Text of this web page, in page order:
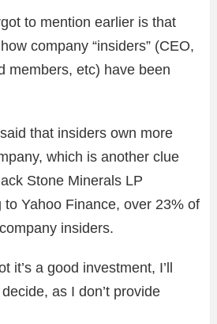
to mention earlier is that
company “insiders” (CEO,
members, etc) have been
that insiders own more
which is another clue
Stone Minerals LP
to Yahoo Finance, over 23% of
insiders.
it’s a good investment, I’ll
as I don’t provide